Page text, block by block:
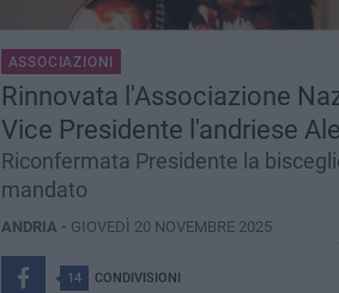
ASSOCIAZIONI
Rinnovata l'Associazione
Vice Presidente l'andriese
Riconfermata Presidente la
mandato
ANDRIA - GIOVEDÌ 20 NOVEMBRE 2025
14 CONDIVISIONI